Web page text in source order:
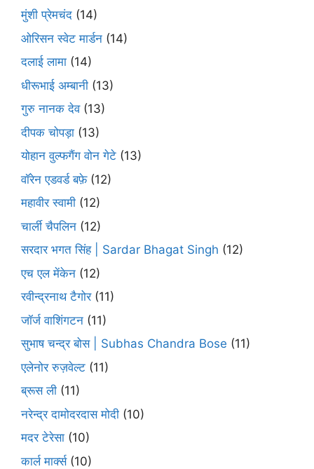
मुंशी प्रेमचंद (14)
ओरिसन स्‍वेट मार्डन (14)
दलाई लामा (14)
धीरूभाई अम्बानी (13)
गुरु नानक देव(13)
दीपक चोपड़ा (13)
योहान वुल्फगैंग वोन गेटे (13)
वॉरेन एडवर्ड बफ़े(12)
महावीर स्वामी (12)
चार्ली चैपलिन (12)
सरदार भगत सिंह | Sardar Bhagat Singh (12)
एच एल मेंकेन (12)
रवीन्द्रनाथ टैगोर(11)
जॉर्ज वाशिंगटन (11)
सुभाष चन्द्र बोस | Subhas Chandra Bose (11)
एलेनोर रुज़वेल्ट (11)
ब्रूस ली (11)
नरेन्द्र दामोदरदास मोदी (10)
मदर टेरेसा (10)
कार्ल मार्क्स(10)